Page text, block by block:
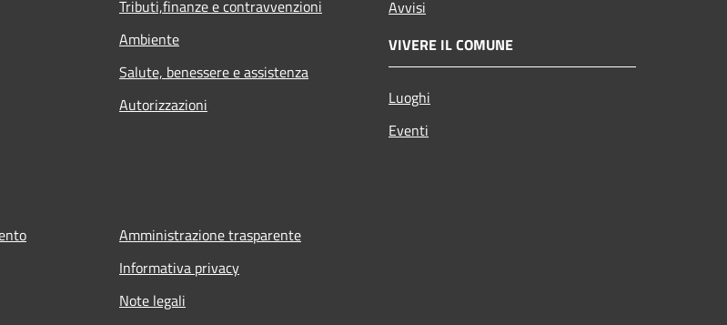
Tributi,finanze e contravvenzioni
Ambiente
Salute, benessere e assistenza
Autorizzazioni
Avvisi
VIVERE IL COMUNE
Luoghi
Eventi
Amministrazione trasparente
Informativa privacy
Note legali